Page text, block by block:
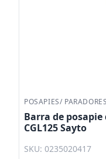
POSAPIES/ PARADORES
Barra de
CGL125 Sayto
SKU: 0235020417